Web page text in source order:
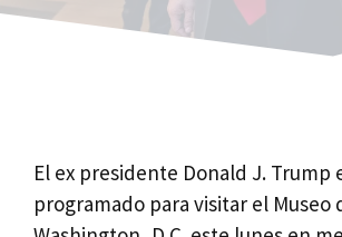
El ex presidente Donald J. Trump
programado para visitar el Museo